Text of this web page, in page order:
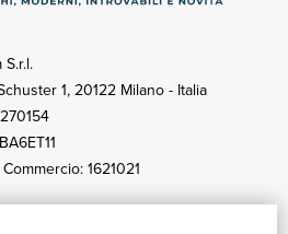
1, 20122 Milano - Italia
1621021